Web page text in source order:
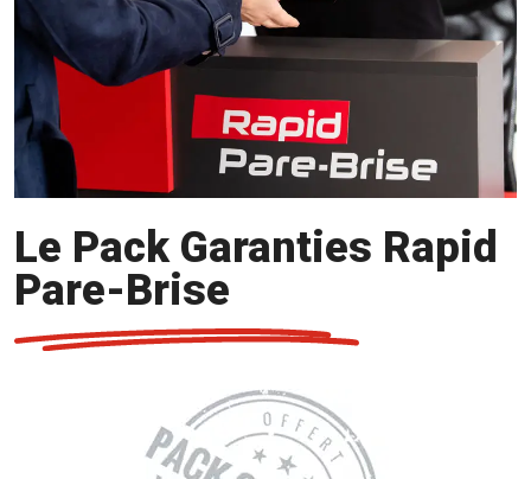
Le Pack Garanties Rapid
Pare-Brise